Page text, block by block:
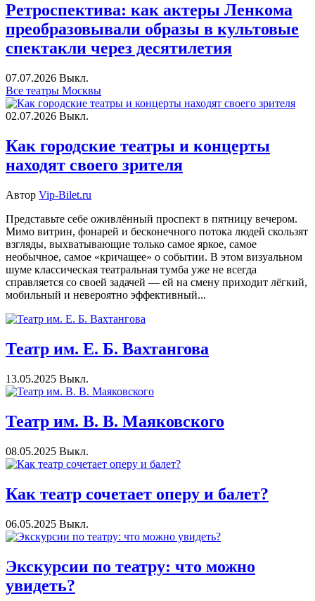
Ретроспектива: как актеры Ленкома
преобразовывали образы в культовые
спектакли через десятилетия
07.07.2026 Выкл.
Все театры Москвы
02.07.2026 Выкл.
Как городские театры и концерты
находят своего зрителя
Автор Vip-Bilet.ru
Представьте себе оживлённый проспект в пятницу вечером.
Мимо витрин, фонарей и бесконечного потока людей скользят
взгляды, выхватывающие только самое яркое, самое
необычное, самое «кричащее» о событии. В этом визуальном
шуме классическая театральная тумба уже не всегда
справляется со своей задачей — ей на смену приходит лёгкий,
мобильный и невероятно эффективный...
Театр им. Е. Б. Вахтангова
13.05.2025 Выкл.
Театр им. В. В. Маяковского
08.05.2025 Выкл.
Как театр сочетает оперу и балет?
06.05.2025 Выкл.
Экскурсии по театру: что можно
увидеть?